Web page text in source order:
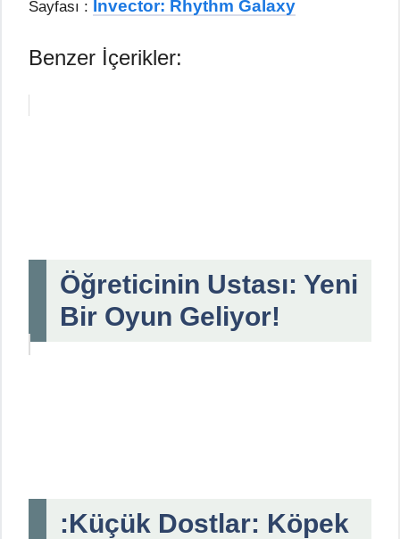
Sayfası : Invector: Rhythm Galaxy
Benzer İçerikler:
Öğreticinin Ustası: Yeni
Bir Oyun Geliyor!
:Küçük Dostlar: Köpek